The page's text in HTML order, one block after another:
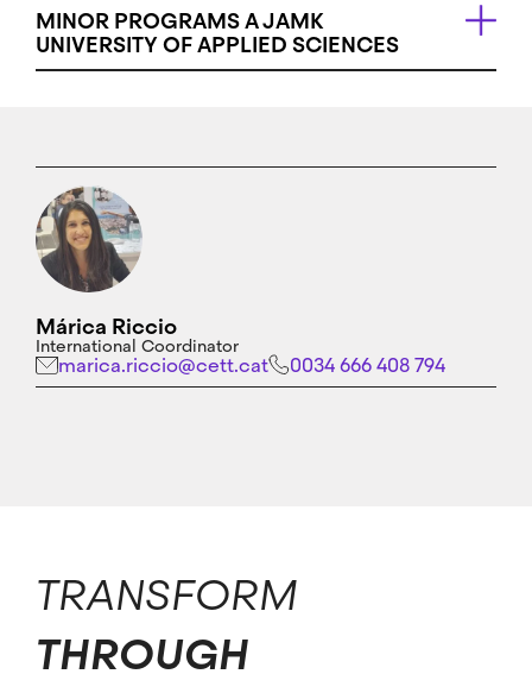
MINOR PROGRAMS A JAMK
UNIVERSITY OF APPLIED SCIENCES
Márica Riccio
International Coordinator
marica.riccio@cett.cat 0034 666 408 794
TRANSFORM
THROUGH